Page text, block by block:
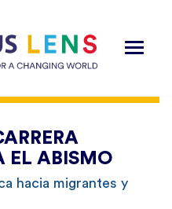
EL ABISMO
hacia migrantes y